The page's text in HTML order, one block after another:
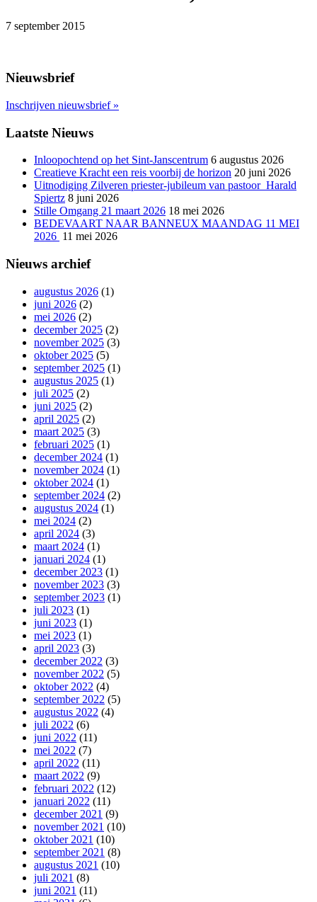
7 september 2015
Nieuwsbrief
Inschrijven nieuwsbrief »
Laatste Nieuws
Inloopochtend op het Sint-Janscentrum 6 augustus 2026
Creatieve Kracht een reis voorbij de horizon 20 juni 2026
Uitnodiging Zilveren priester-jubileum van pastoor Harald
Spiertz 8 juni 2026
Stille Omgang 21 maart 2026 18 mei 2026
BEDEVAART NAAR BANNEUX MAANDAG 11 MEI
2026 11 mei 2026
Nieuws archief
augustus 2026 (1)
juni 2026 (2)
mei 2026 (2)
december 2025 (2)
november 2025 (3)
oktober 2025 (5)
september 2025 (1)
augustus 2025 (1)
juli 2025 (2)
juni 2025 (2)
april 2025 (2)
maart 2025 (3)
februari 2025 (1)
december 2024 (1)
november 2024 (1)
oktober 2024 (1)
september 2024 (2)
augustus 2024 (1)
mei 2024 (2)
april 2024 (3)
maart 2024 (1)
januari 2024 (1)
december 2023 (1)
november 2023 (3)
september 2023 (1)
juli 2023 (1)
juni 2023 (1)
mei 2023 (1)
april 2023 (3)
december 2022 (3)
november 2022 (5)
oktober 2022 (4)
september 2022 (5)
augustus 2022 (4)
juli 2022 (6)
juni 2022 (11)
mei 2022 (7)
april 2022 (11)
maart 2022 (9)
februari 2022 (12)
januari 2022 (11)
december 2021 (9)
november 2021 (10)
oktober 2021 (10)
september 2021 (8)
augustus 2021 (10)
juli 2021 (8)
juni 2021 (11)